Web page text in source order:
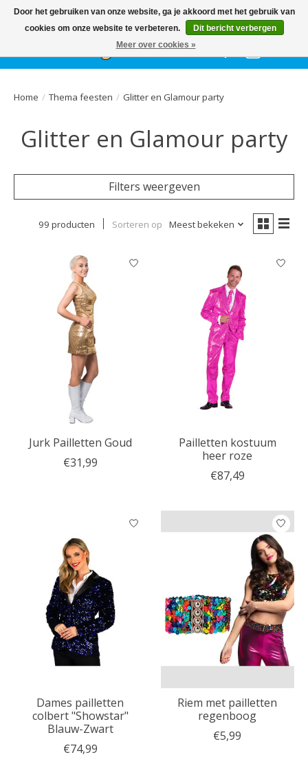
HetGEHELE jaar, grote collectie feestkleding & accessoires |
Ballonnen | Schmink | Bedrukking | Altijd gratis parkeren
Verlanglijst
Home / Thema feesten / Glitter en Glamour party
Glitter en Glamour party
Filters weergeven
99 producten Sorteren op Meest bekeken
Jurk Pailletten Goud
€31,99
Pailletten kostuum
heer roze
€87,49
Dames pailletten
colbert "Showstar"
Blauw-Zwart
€74,99
Riem met pailletten
regenboog
€5,99
Door het gebruiken van onze website, ga je akkoord met het gebruik van
cookies om onze website te verbeteren.
Dit bericht verbergen
Meer over cookies »